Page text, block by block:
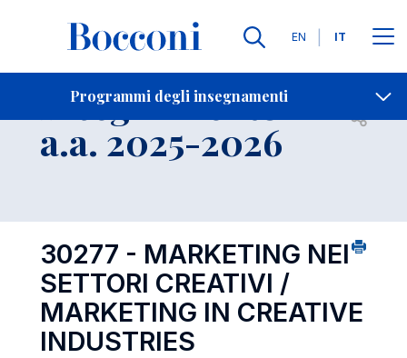
Lingue
EN IT
Programmi degli insegnamenti
Contatti
Insegnamento
a.a. 2025-2026 Open
30277 - MARKETING NEI
SETTORI CREATIVI /
MARKETING IN CREATIVE
INDUSTRIES